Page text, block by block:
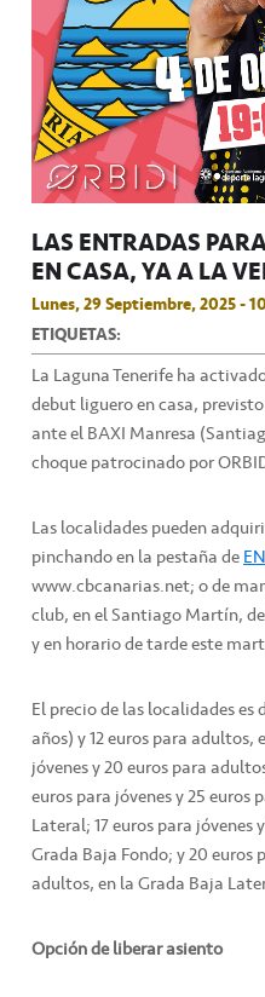
LAS ENTRADAS
EN CASA, YA A LA
Lunes, 29 Septiembre, 2025 -
ETIQUETAS:
La Laguna Tenerife ha
debut liguero en casa,
ante el BAXI Manresa
choque patrocinado por
Las localidades pueden
pinchando en la pestaña de
www.cbcanarias.net; o de
club, en el Santiago Martín,
y en horario de tarde este
El precio de las localidades es
años) y 12 euros para adultos,
jóvenes y 20 euros para
euros para jóvenes y 25
Lateral; 17 euros para jóvenes
Grada Baja Fondo; y 20 euros
adultos, en la Grada Baja
Opción de liberar asiento